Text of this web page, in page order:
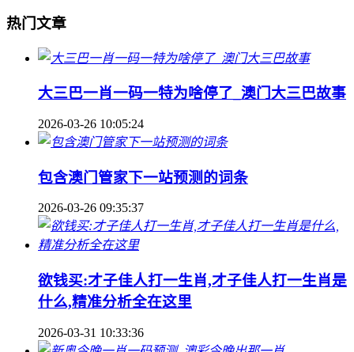
热门文章
大三巴一肖一码一特为啥停了_澳门大三巴故事
2026-03-26 10:05:24
包含澳门管家下一站预测的词条
2026-03-26 09:35:37
欲钱买:才子佳人打一生肖,才子佳人打一生肖是
什么,精准分析全在这里
2026-03-31 10:33:36